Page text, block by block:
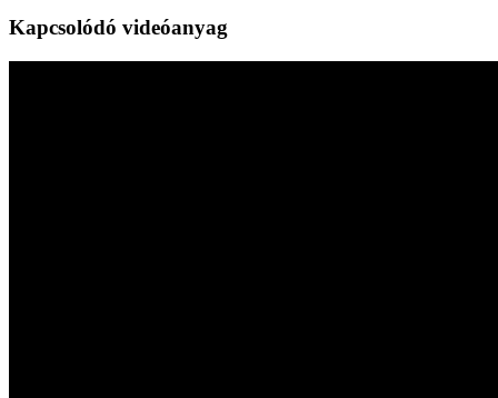
Kapcsolódó videóanyag